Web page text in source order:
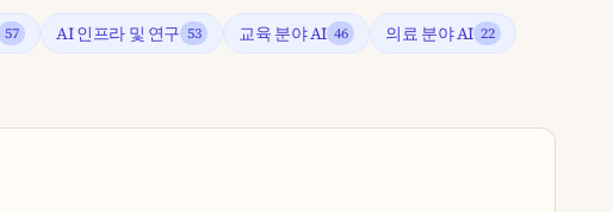
57 AI 인프라 및 연구 53 교육 분야 AI 46 의료 분야 AI 22